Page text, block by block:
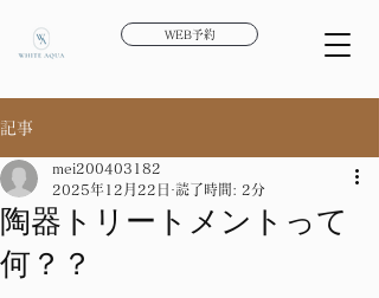
WEB予約
記事
陶器トリートメントって
何？？
mei200403182
2025年12月22日
読了時間: 2分